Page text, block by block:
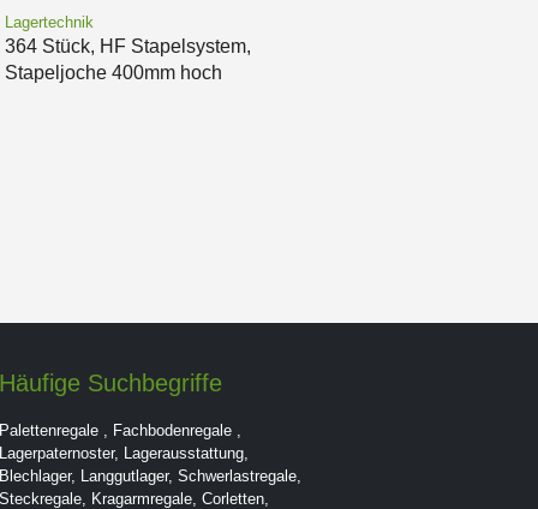
Lagertechnik
364 Stück, HF Stapelsystem,
Stapeljoche 400mm hoch
Häufige Suchbegriffe
Palettenregale , Fachbodenregale ,
Lagerpaternoster, Lagerausstattung,
Blechlager, Langgutlager, Schwerlastregale,
Steckregale, Kragarmregale, Corletten,